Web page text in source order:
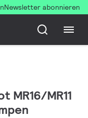
Newsletter abonnieren
MR16/MR11